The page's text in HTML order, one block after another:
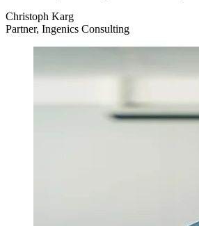
Christoph Karg
Partner, Ingenics Consulting